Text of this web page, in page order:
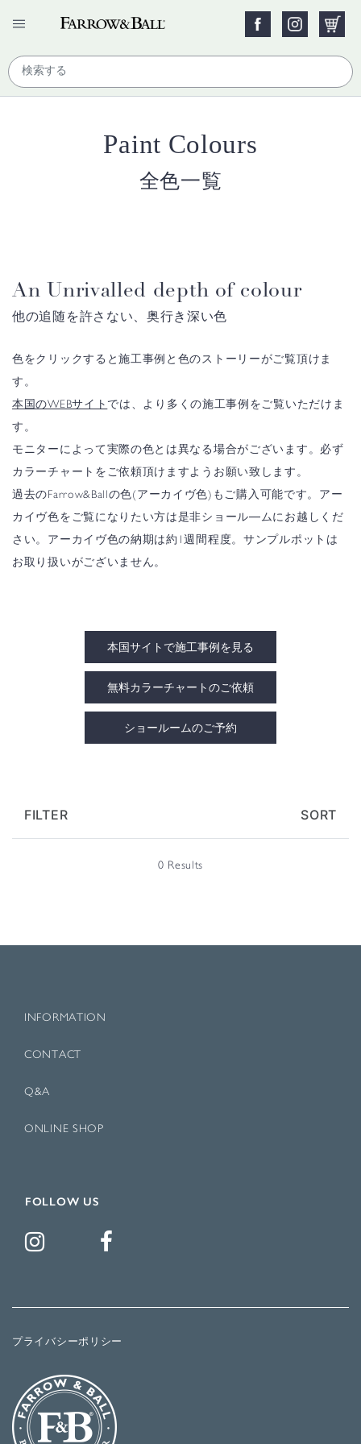
Paint Colours
全色一覧
An Unrivalled depth of colour
他の追随を許さない、奥行き深い色
色をクリックすると施工事例と色のストーリーがご覧頂けま
す。
本国のWEBサイト では、より多くの施工事例をご覧いただけま
す。
モニターによって実際の色とは異なる場合がございます。必ず
カラーチャートをご依頼頂けますようお願い致します。
過去のFarrow&Ballの色(アーカイヴ色)もご購入可能です。アー
カイヴ色をご覧になりたい方は是非ショール―ムにお越しくだ
さい。アーカイヴ色の納期は約1週間程度。サンプルポットは
お取り扱いがございません。
本国サイトで施工事例を見る
無料カラーチャートのご依頼
ショールームのご予約
FILTER SORT
0 Results
INFORMATION
CONTACT
Q&A
ONLINE SHOP
FOLLOW US
プライバシーポリシー